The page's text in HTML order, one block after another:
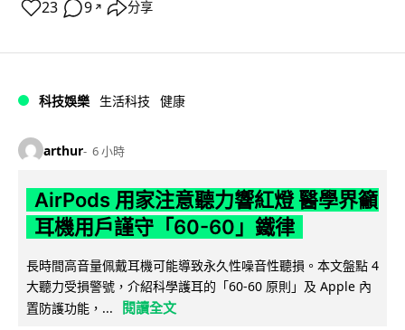
23 9 ↗ 分享
科技娛樂 生活科技 健康
arthur 6 小時
AirPods 用家注意聽力響紅燈 醫學界籲
耳機用戶謹守「60-60」鐵律
長時間高音量佩戴耳機可能導致永久性噪音性聽損。本文盤點 4
大聽力受損警號，介紹科學護耳的「60-60 原則」及 Apple 內
置防護功能，...
閱讀全文